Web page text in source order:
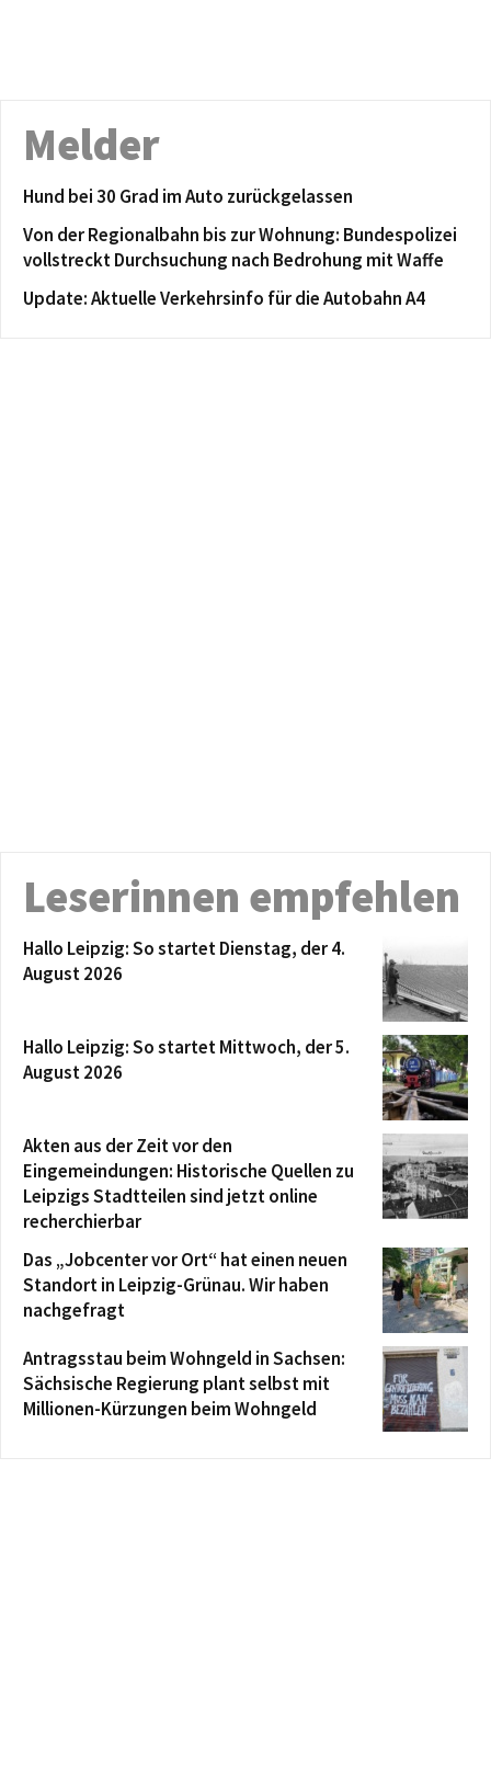
Melder
Hund bei 30 Grad im Auto zurückgelassen
Von der Regionalbahn bis zur Wohnung: Bundespolizei
vollstreckt Durchsuchung nach Bedrohung mit Waffe
Update: Aktuelle Verkehrsinfo für die Autobahn A4
Leserinnen empfehlen
Hallo Leipzig: So startet Dienstag, der 4.
August 2026
Hallo Leipzig: So startet Mittwoch, der 5.
August 2026
Akten aus der Zeit vor den
Eingemeindungen: Historische Quellen zu
Leipzigs Stadtteilen sind jetzt online
recherchierbar
Das „Jobcenter vor Ort“ hat einen neuen
Standort in Leipzig-Grünau. Wir haben
nachgefragt
Antragsstau beim Wohngeld in Sachsen:
Sächsische Regierung plant selbst mit
Millionen-Kürzungen beim Wohngeld